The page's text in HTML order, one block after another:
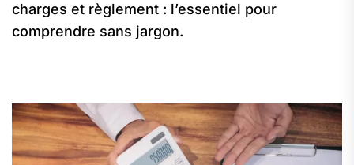
charges et règlement : l’essentiel pour
comprendre sans jargon.